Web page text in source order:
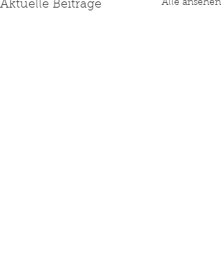
Aktuelle Beiträge Alle ansehen